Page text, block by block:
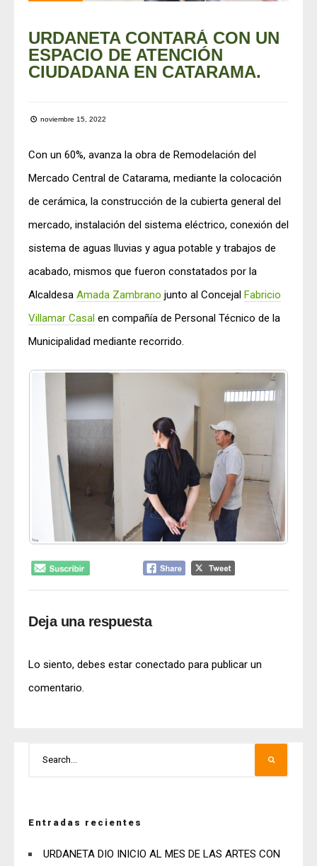
URDANETA CONTARÁ CON UN
ESPACIO DE ATENCIÓN
CIUDADANA EN CATARAMA.
noviembre 15, 2022
Con un 60%, avanza la obra de Remodelación del
Mercado Central de Catarama, mediante la colocación
de cerámica, la construcción de la cubierta general del
mercado, instalación del sistema eléctrico, conexión del
sistema de aguas lluvias y agua potable y trabajos de
acabado, mismos que fueron constatados por la
Alcaldesa Amada Zambrano junto al Concejal Fabricio
Villamar Casal en compañía de Personal Técnico de la
Municipalidad mediante recorrido.
Deja una respuesta
Lo siento, debes estar conectado para publicar un
comentario.
Entradas recientes
URDANETA DIO INICIO AL MES DE LAS ARTES CON